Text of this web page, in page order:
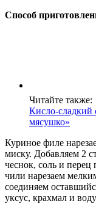
Способ
Читайте также:
Кисло-сладкий
мясушко»
Куриное филе
миску. Добавляем 2
чеснок, соль и
чили нарезаем
соединяем
уксус, крахмал и